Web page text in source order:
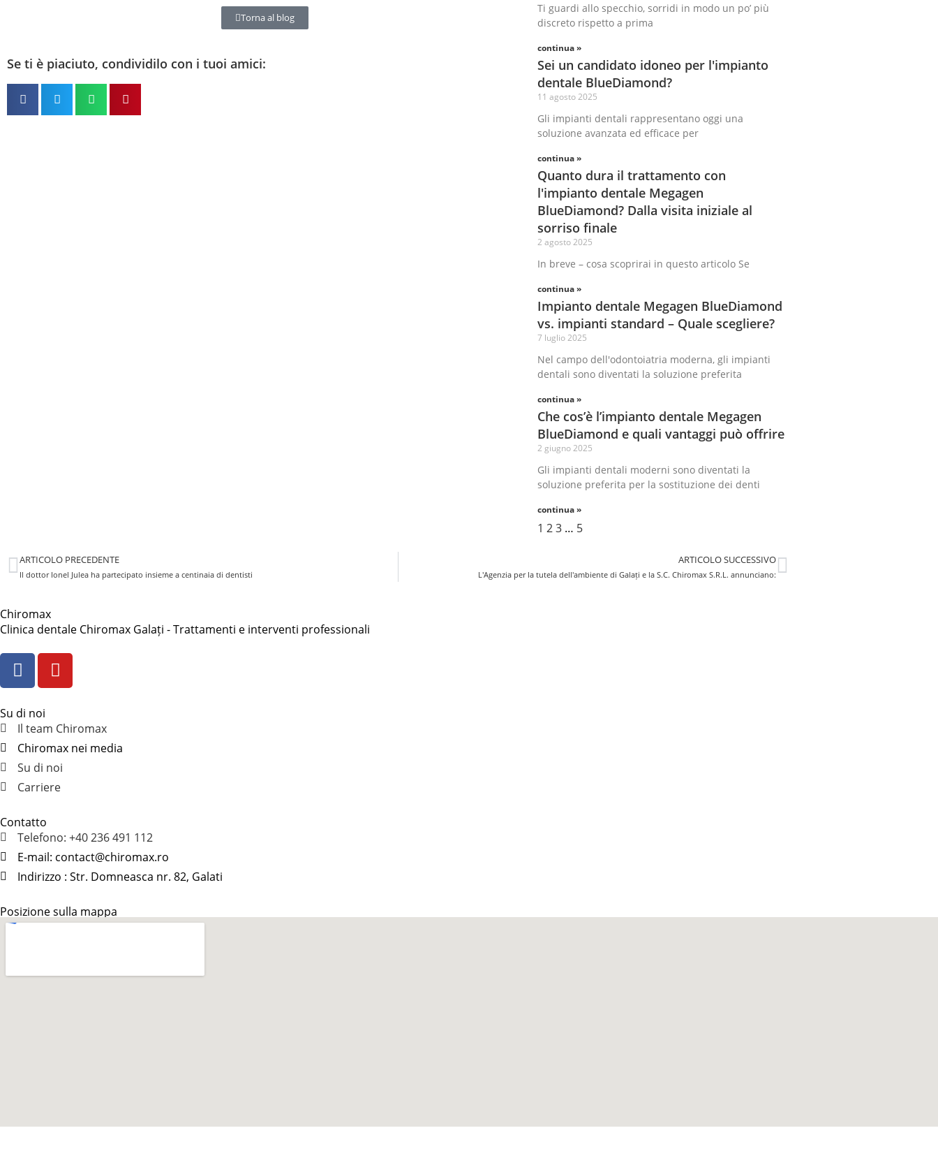
Torna al blog
Se ti è piaciuto, condividilo con i tuoi amici:
Ti guardi allo specchio, sorridi in modo un po’ più
discreto rispetto a prima
continua »
Sei un candidato idoneo per l'impianto
dentale BlueDiamond?
11 agosto 2025
Gli impianti dentali rappresentano oggi una
soluzione avanzata ed efficace per
continua »
Quanto dura il trattamento con
l'impianto dentale Megagen
BlueDiamond? Dalla visita iniziale al
sorriso finale
2 agosto 2025
In breve – cosa scoprirai in questo articolo Se
continua »
Impianto dentale Megagen BlueDiamond
vs. impianti standard – Quale scegliere?
7 luglio 2025
Nel campo dell'odontoiatria moderna, gli impianti
dentali sono diventati la soluzione preferita
continua »
Che cos’è l’impianto dentale Megagen
BlueDiamond e quali vantaggi può offrire
2 giugno 2025
Gli impianti dentali moderni sono diventati la
soluzione preferita per la sostituzione dei denti
continua »
1 23 … 5
ARTICOLO PRECEDENTE
Il dottor Ionel Julea ha partecipato insieme a centinaia di dentisti
ARTICOLO SUCCESSIVO
L'Agenzia per la tutela dell'ambiente di Galați e la S.C. Chiromax S.R.L. annunciano:
Chiromax
Clinica dentale Chiromax Galați - Trattamenti e interventi professionali
Su di noi
Il team Chiromax
Chiromax nei media
Su di noi
Carriere
Contatto
Telefono: +40 236 491 112
E-mail: contact@chiromax.ro
Indirizzo : Str. Domneasca nr. 82, Galati
Posizione sulla mappa